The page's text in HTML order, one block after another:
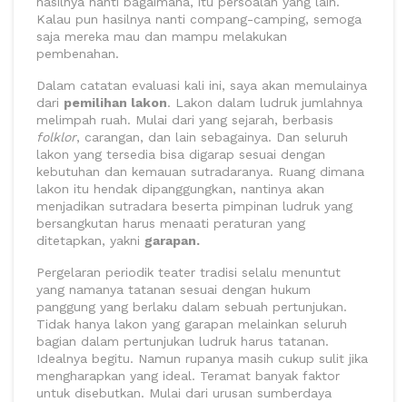
Kalau pun hasilnya nanti compang-camping, semoga
saja mereka mau dan mampu melakukan
pembenahan.
Dalam catatan evaluasi kali ini, saya akan memulainya
dari pemilihan lakon. Lakon dalam ludruk jumlahnya
melimpah ruah. Mulai dari yang sejarah, berbasis
folklor, carangan, dan lain sebagainya. Dan seluruh
lakon yang tersedia bisa digarap sesuai dengan
kebutuhan dan kemauan sutradaranya. Ruang dimana
lakon itu hendak dipanggungkan, nantinya akan
menjadikan sutradara beserta pimpinan ludruk yang
bersangkutan harus menaati peraturan yang
ditetapkan, yakni garapan.
Pergelaran periodik teater tradisi selalu menuntut
yang namanya tatanan sesuai dengan hukum
panggung yang berlaku dalam sebuah pertunjukan.
Tidak hanya lakon yang garapan melainkan seluruh
bagian dalam pertunjukan ludruk harus tatanan.
Idealnya begitu. Namun rupanya masih cukup sulit jika
mengharapkan yang ideal. Teramat banyak faktor
untuk disebutkan. Mulai dari urusan sumberdaya